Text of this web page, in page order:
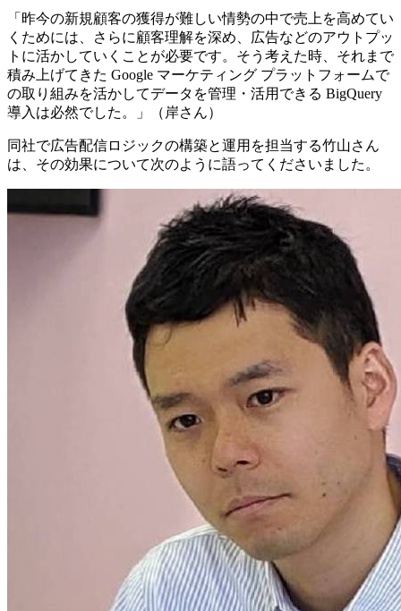
「昨今の新規顧客の獲得が難しい情勢の中で売上を高めてい
くためには、さらに顧客理解を深め、広告などのアウトプッ
トに活かしていくことが必要です。そう考えた時、それまで
積み上げてきた Google マーケティング プラットフォームで
の取り組みを活かしてデータを管理・活用できる BigQuery
導入は必然でした。」（岸さん）
同社で広告配信ロジックの構築と運用を担当する竹山さん
は、その効果について次のように語ってくださいました。